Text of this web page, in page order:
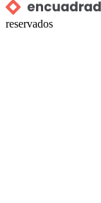
reservados